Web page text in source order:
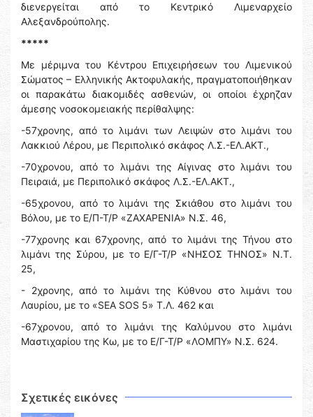
διενεργείται από το Κεντρικό Λιμεναρχείο
Αλεξανδρούπολης.
*****
Με μέριμνα του Κέντρου Επιχειρήσεων του Λιμενικού
Σώματος – Ελληνικής Ακτοφυλακής, πραγματοποιήθηκαν
οι παρακάτω διακομιδές ασθενών, οι οποίοι έχρηζαν
άμεσης νοσοκομειακής περίθαλψης:
-57χρονης, από το λιμάνι των Λειψών στο λιμάνι του
Λακκιού Λέρου, με Περιπολικό σκάφος Λ.Σ.-ΕΛ.ΑΚΤ.,
-70χρονου, από το λιμάνι της Αίγινας στο λιμάνι του
Πειραιά, με Περιπολικό σκάφος Λ.Σ.-ΕΛ.ΑΚΤ.,
-65χρονου, από το λιμάνι της Σκιάθου στο λιμάνι του
Βόλου, με το Ε/Π-Τ/Ρ «ΖΑΧΑΡΕΝΙΑ» N.Σ. 46,
-77χρονης και 67χρονης, από το λιμάνι της Τήνου στο
λιμάνι της Σύρου, με το Ε/Γ-Τ/Ρ «ΝΗΣΟΣ ΤΗΝΟΣ» Ν.Τ.
25,
- 2χρονης, από το λιμάνι της Κύθνου στο λιμάνι του
Λαυρίου, με το «SEA SOS 5» Τ.Λ. 462 και
-67χρονου, από το λιμάνι της Καλύμνου στο λιμάνι
Μαστιχαρίου της Κω, με το Ε/Γ-Τ/Ρ «ΛΟΜΠΥ» Ν.Σ. 624.
Σχετικές εικόνες